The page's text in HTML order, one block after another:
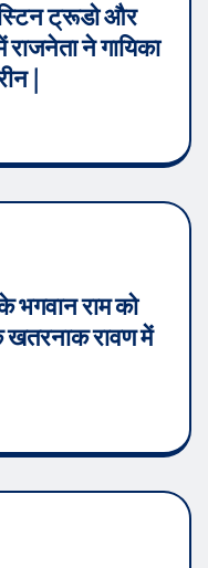
ट्रूडो और
ने गायिका
|
भगवान राम को
खतरनाक रावण में